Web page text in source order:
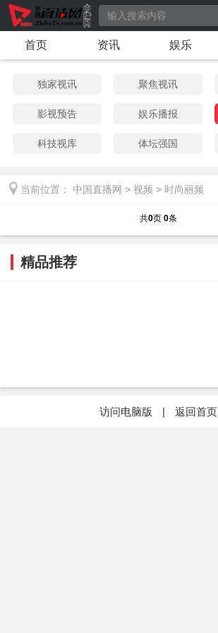
首页 资讯 娱乐
独家视讯 聚焦视讯
影视预告 娱乐播报
科技视库 体坛强国
当前位置： 中国直播网 > 视频 > 时尚丽频
共0页 0条
精品推荐
访问电脑版 | 返回首页